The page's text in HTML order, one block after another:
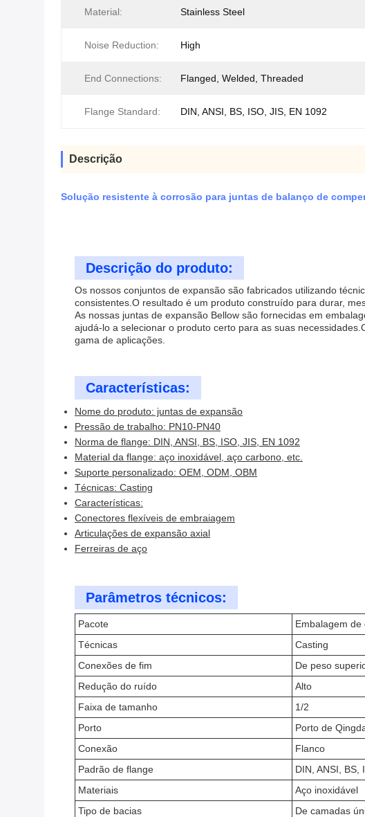
Material: Stainless Steel
Noise Reduction: High
End Connections: Flanged, Welded, Threaded
Flange Standard: DIN, ANSI, BS, ISO, JIS, EN 1092
Descrição
Solução resistente à corrosão para juntas de balanço de
Descrição do produto:
Os nossos conjuntos de expansão são fabricados utilizando
consistentes.O resultado é um produto construído para durar,
As nossas juntas de expansão Bellow são fornecidas em
ajudá-lo a selecionar o produto certo para as suas
gama de aplicações.
Características:
Nome do produto: juntas de expansão
Pressão de trabalho: PN10-PN40
Norma de flange: DIN, ANSI, BS, ISO, JIS, EN 1092
Material da flange: aço inoxidável, aço carbono, etc.
Suporte personalizado: OEM, ODM, OBM
Técnicas: Casting
Características:
Conectores flexíveis de embraiagem
Articulações de expansão axial
Ferreiras de aço
Parâmetros técnicos:
Pacote
Embalagem de
Técnicas
Casting
Conexões de fim
De peso
Redução do ruído
Alto
Faixa de tamanho
1/2
Porto
Porto de
Conexão
Flanco
Padrão de flange
DIN, ANSI, BS,
Materiais
Aço inoxidável
Tipo de bacias
De camadas